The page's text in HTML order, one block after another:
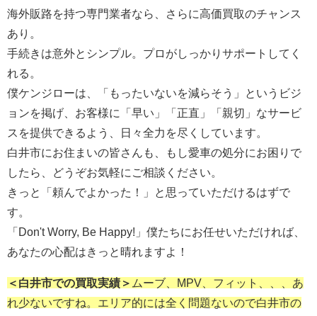
海外販路を持つ専門業者なら、さらに高価買取のチャンス
あり。
手続きは意外とシンプル。プロがしっかりサポートしてく
れる。
僕ケンジローは、「もったいないを減らそう」というビジ
ョンを掲げ、お客様に「早い」「正直」「親切」なサービ
スを提供できるよう、日々全力を尽くしています。
白井市にお住まいの皆さんも、もし愛車の処分にお困りで
したら、どうぞお気軽にご相談ください。
きっと「頼んでよかった！」と思っていただけるはずで
す。
「Don't Worry, Be Happy!」僕たちにお任せいただければ、
あなたの心配はきっと晴れますよ！
＜白井市での買取実績＞ ムーブ、MPV、フィット、、、あ
れ少ないですね。エリア的には全く問題ないので白井市の